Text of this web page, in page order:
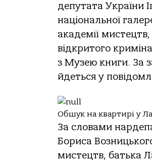
депутата України
національної
академії
відкритого
з Музею книги. За
йдеться у
Обшук на квартирі у
За словами
Бориса
мистецтв, батька